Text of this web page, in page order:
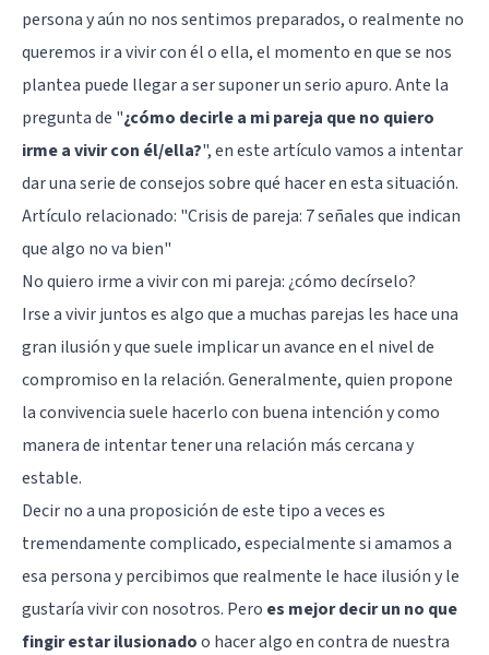
persona y aún no nos sentimos preparados, o realmente no
queremos ir a vivir con él o ella, el momento en que se nos
plantea puede llegar a ser suponer un serio apuro. Ante la
pregunta de "¿cómo decirle a mi pareja que no quiero
irme a vivir con él/ella?", en este artículo vamos a intentar
dar una serie de consejos sobre qué hacer en esta situación.
Artículo relacionado: "Crisis de pareja: 7 señales que indican
que algo no va bien"
No quiero irme a vivir con mi pareja: ¿cómo decírselo?
Irse a vivir juntos es algo que a muchas parejas les hace una
gran ilusión y que suele implicar un avance en el nivel de
compromiso en la relación. Generalmente, quien propone
la convivencia suele hacerlo con buena intención y como
manera de intentar tener una relación más cercana y
estable.
Decir no a una proposición de este tipo a veces es
tremendamente complicado, especialmente si amamos a
esa persona y percibimos que realmente le hace ilusión y le
gustaría vivir con nosotros. Pero es mejor decir un no que
fingir estar ilusionadoo hacer algo en contra de nuestra